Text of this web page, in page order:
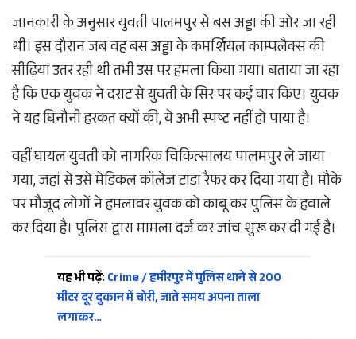
जानकारी के अनुसार युवती पालमपुर से बस अड्डा की ओर जा रही
थी। इस दौरान जब वह बस अड्डा के कमर्शियल काम्पलैक्स की
सीढ़ियां उतर रही थी तभी उस पर हमला किया गया। बताया जा रहा
है कि एक युवक ने दराट से युवती के सिर पर कई वार किए। युवक
ने यह घिनौनी हरकत क्यों की, ये अभी स्पष्ट नहीं हो पाया है।
वहीं घायल युवती को नागरिक चिकित्सालय पालमपुर ले जाया
गया, जहां से उसे मेडिकल कॉलेज टांडा रैफर कर दिया गया है। मौके
पर मौजूद लोगों ने हमलावर युवक को काबू कर पुलिस के हवाले
कर दिया है। पुलिस द्वारा मामला दर्ज कर जांच शुरू कर दी गई है।
यह भी पढ़ें: Crime / हमीरपुर में पुलिस थाने से 200
मीटर दूर दुकान में चोरी, जाते समय अपना ताला
लगाकर…